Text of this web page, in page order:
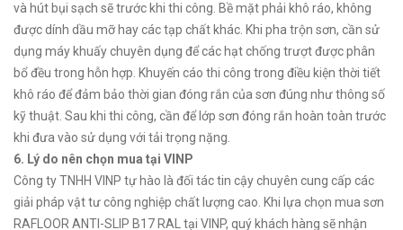
và hút bụi sạch sẽ trước khi thi công. Bề mặt phải khô ráo, không
được dính dầu mỡ hay các tạp chất khác. Khi pha trộn sơn, cần sử
dụng máy khuấy chuyên dụng để các hạt chống trượt được phân
bổ đều trong hỗn hợp. Khuyến cáo thi công trong điều kiện thời tiết
khô ráo để đảm bảo thời gian đóng rắn của sơn đúng như thông số
kỹ thuật. Sau khi thi công, cần để lớp sơn đóng rắn hoàn toàn trước
khi đưa vào sử dụng với tải trọng nặng.
6. Lý do nên chọn mua tại VINP
Công ty TNHH VINP tự hào là đối tác tin cậy chuyên cung cấp các
giải pháp vật tư công nghiệp chất lượng cao. Khi lựa chọn mua sơn
RAFLOOR ANTI-SLIP B17 RAL tại VINP, quý khách hàng sẽ nhận